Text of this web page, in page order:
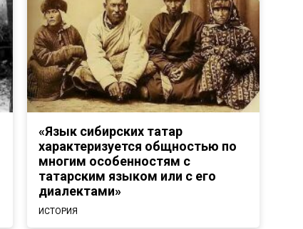
«Язык сибирских татар
характеризуется общностью по
многим особенностям с
татарским языком или с его
диалектами»
ИСТОРИЯ